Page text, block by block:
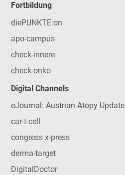
Fortbildung
diePUNKTE:on
apo-campus
check-innere
check-onko
Digital Channels
eJournal: Austrian Atopy Update
car-t-cell
congress x-press
derma-target
DigitalDoctor